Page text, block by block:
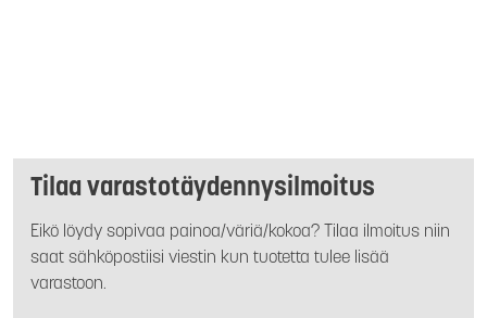
Tilaa varastotäydennysilmoitus
Eikö löydy sopivaa painoa/väriä/kokoa? Tilaa ilmoitus niin
saat sähköpostiisi viestin kun tuotetta tulee lisää
varastoon.